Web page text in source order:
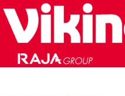
naar
inhoud